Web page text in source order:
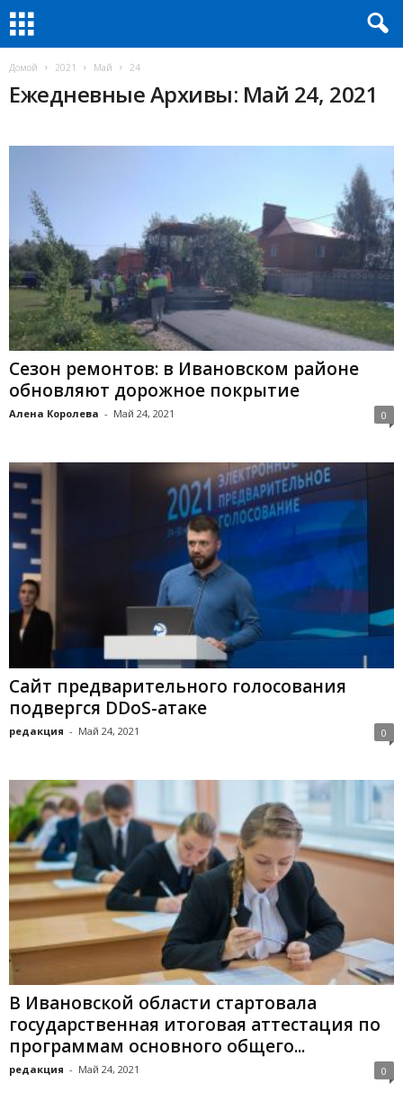
Домой 2021 Май 24
Ежедневные Архивы: Май 24, 2021
Сезон ремонтов: в Ивановском районе
обновляют дорожное покрытие
Алена Королева - Май 24, 2021 0
Сайт предварительного голосования
подвергся DDoS-атаке
редакция - Май 24, 2021 0
В Ивановской области стартовала
государственная итоговая аттестация по
программам основного общего...
редакция - Май 24, 2021 0